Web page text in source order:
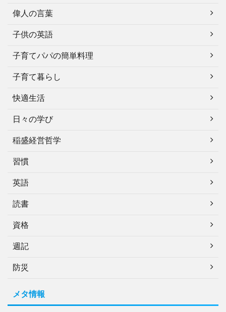
偉人の言葉
子供の英語
子育てパパの簡単料理
子育て暮らし
快適生活
日々の学び
稲盛経営哲学
習慣
英語
読書
資格
週記
防災
メタ情報